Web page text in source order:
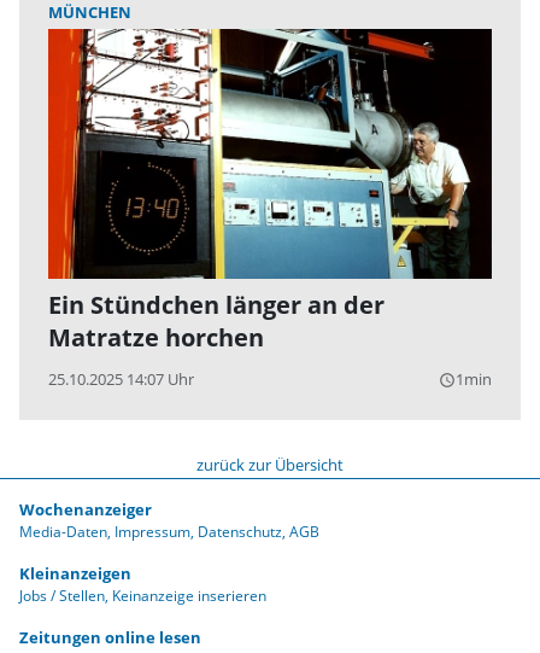
MÜNCHEN
Ein Stündchen länger an der
Matratze horchen
25.10.2025 14:07 Uhr query_builder1min
zurück zur Übersicht
Wochenanzeiger
Media-Daten Impressum Datenschutz AGB
Kleinanzeigen
Jobs / Stellen Keinanzeige inserieren
Zeitungen online lesen